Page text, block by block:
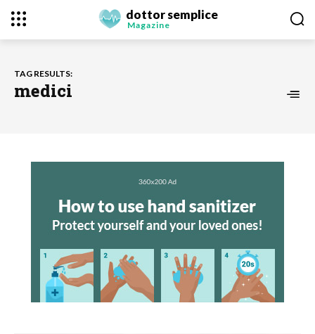
dottor semplice
Magazine
TAG RESULTS:
medici